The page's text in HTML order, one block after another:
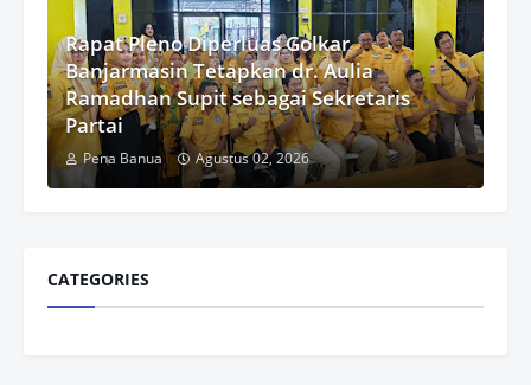
Rapat Pleno Diperluas Golkar
Banjarmasin Tetapkan dr. Aulia
Ramadhan Supit sebagai Sekretaris
Partai
Pena Banua Agustus 02, 2026
CATEGORIES